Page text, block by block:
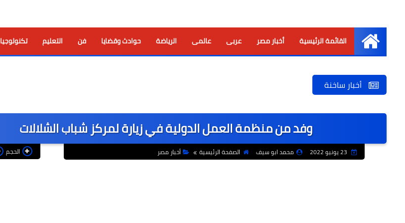
الرئيسية
القائمة الرئيسية أخبار مصر عربى عالمى الرياضة حوادث وقضايا فن التعليم تكنولوجيا
أخبار ساخنة
وفد من منظمة العمل الدولية في زيارة لمركز شباب الشلالات
محمد ابو سيف الصفحة الرئيسية أخبار مصر الحجم